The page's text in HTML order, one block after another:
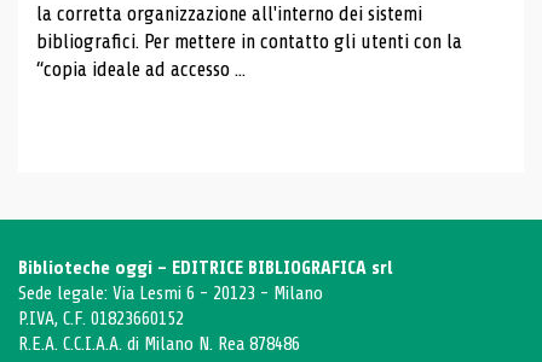
la corretta organizzazione all'interno dei sistemi
bibliografici. Per mettere in contatto gli utenti con la
“copia ideale ad accesso ...
Biblioteche oggi - EDITRICE BIBLIOGRAFICA srl
Sede legale: Via Lesmi 6 - 20123 - Milano
P.IVA, C.F. 01823660152
R.E.A. C.C.I.A.A. di Milano N. Rea 878486